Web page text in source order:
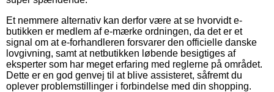
Et nemmere alternativ kan derfor være at se hvorvidt e-
butikken er medlem af e-mærke ordningen, da det er et
signal om at e-forhandleren forsvarer den officielle danske
lovgivning, samt at netbutikken løbende besigtiges af
eksperter som har meget erfaring med reglerne på området.
Dette er en god genvej til at blive assisteret, såfremt du
oplever problemstillinger i forbindelse med din shopping.